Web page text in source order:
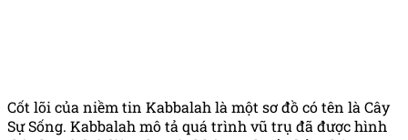
Cốt lõi của niềm tin Kabbalah là một sơ đồ có tên là Cây
Sự Sống. Kabbalah mô tả quá trình vũ trụ đã được hình